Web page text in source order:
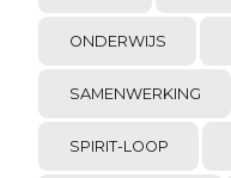
ONDERWIJS
SAMENWERKING
SPIRIT-LOOP